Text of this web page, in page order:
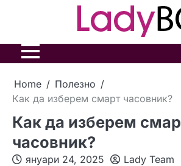
Home
Полезно
Как да изберем смарт часовник?
Как да изберем
часовник?
януари 24, 2025 Lady Team